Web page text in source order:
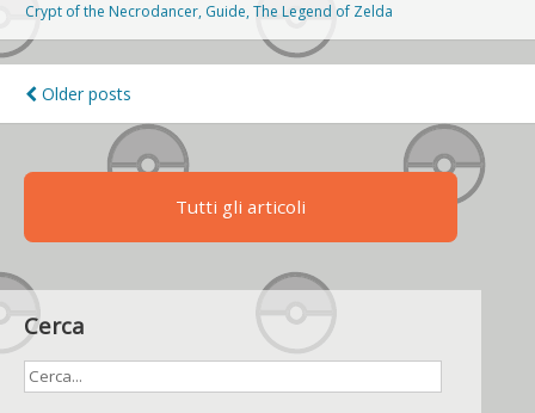
agli
oggetti
Crypt of the Necrodancer, Guide,The Legend of Zelda
Navigazione
articoli
Older posts
Tutti gli articoli
Cerca